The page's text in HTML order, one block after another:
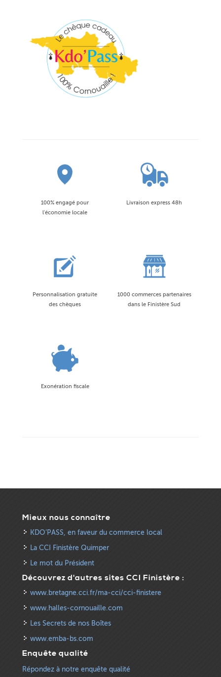
100% engagé pour
l'économie locale
Livraison express 48h
Personnalisation gratuite
des chèques
1000 commerces partenaires
dans le Finistère Sud
Exonération fiscale
Mieux nous connaître
KDO’PASS, en faveur du commerce local
La CCI Finistère Quimper
Le mot du Président
Découvrez d'autres sites CCI Finistère :
www.bretagne.cci.fr/ma-cci/cci-finistere
www.halles-cornouaille.com
Les Secrets de nos Boîtes
www.emba-bs.com
Enquête qualité
Répondez à notre enquête qualité